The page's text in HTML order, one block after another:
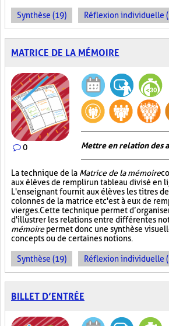
Synthèse (19) Réflexion individuelle
MATRICE DE LA MÉMOIRE
0 Mettre en relation des
La technique de la Matrice de la mémoire
aux élèves de remplir un tableau divisé en
L'enseignant fournit aux élèves les titres
colonnes de la matrice et c'est à eux de
vierges. Cette technique permet
d'illustrer les relations entre différentes
mémoirepermet donc une synthèse
concepts ou de certaines notions.
Synthèse (19) Réflexion individuelle
BILLET D’ENTRÉE